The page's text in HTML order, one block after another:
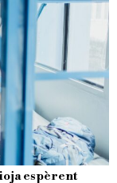
espèrent